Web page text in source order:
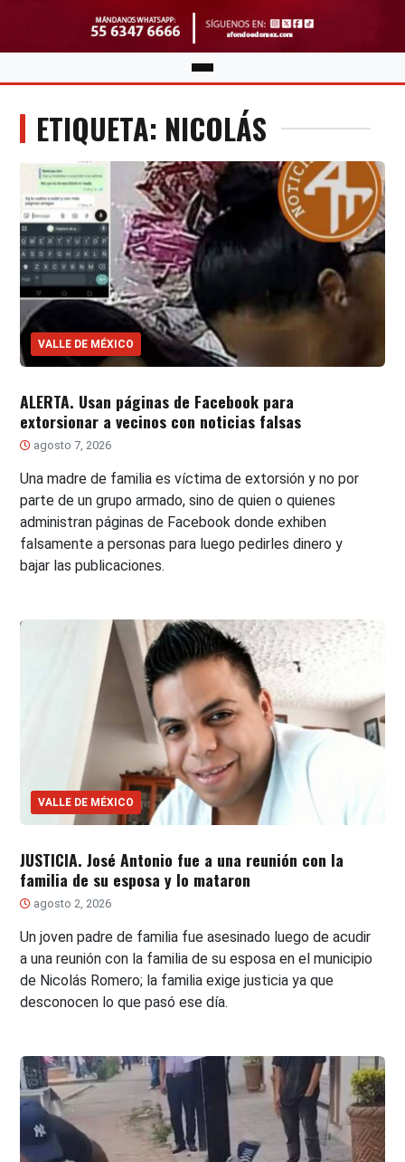
ETIQUETA: NICOLÁS
VALLE DE MÉXICO
ALERTA. Usan páginas de Facebook para
extorsionar a vecinos con noticias falsas
agosto 7, 2026
Una madre de familia es víctima de extorsión y no por
parte de un grupo armado, sino de quien o quienes
administran páginas de Facebook donde exhiben
falsamente a personas para luego pedirles dinero y
bajar las publicaciones.
VALLE DE MÉXICO
JUSTICIA. José Antonio fue a una reunión con la
familia de su esposa y lo mataron
agosto 2, 2026
Un joven padre de familia fue asesinado luego de acudir
a una reunión con la familia de su esposa en el municipio
de Nicolás Romero; la familia exige justicia ya que
desconocen lo que pasó ese día.